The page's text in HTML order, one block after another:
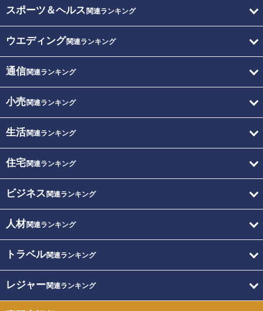
スポーツ＆ヘルス 関連ランキング
ウエディング関連ランキング
通信関連ランキング
小売関連ランキング
生活関連ランキング
住宅関連ランキング
ビジネス 関連ランキング
人材関連ランキング
トラベル関連ランキング
レジャー関連ランキング